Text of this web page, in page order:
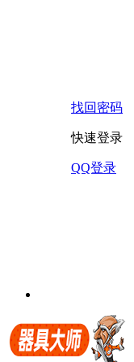
找回密码
快速登录
QQ登录